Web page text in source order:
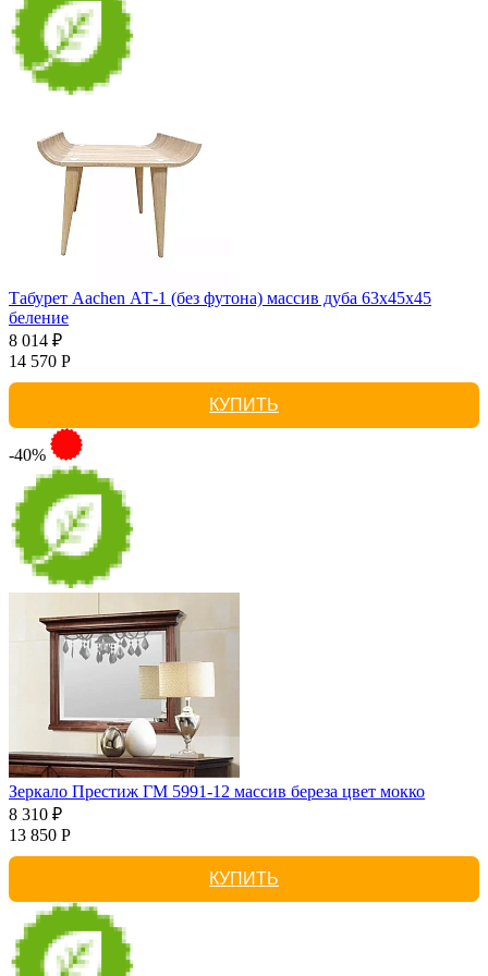
Табурет Aachen АТ-1 (без футона) массив дуба 63х45х45
беление
8 014 ₽
14 570 Р
КУПИТЬ
-40%
Зеркало Престиж ГМ 5991-12 массив береза цвет мокко
8 310 ₽
13 850 Р
КУПИТЬ